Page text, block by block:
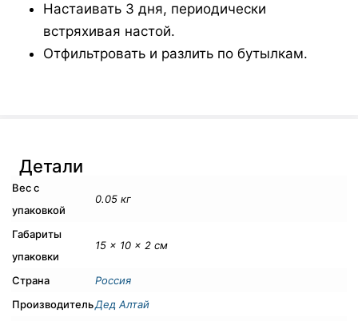
Настаивать 3 дня, периодически
встряхивая настой.
Отфильтровать и разлить по бутылкам.
Детали
Вес с
упаковкой
0.05 кг
Габариты
упаковки
15 × 10 × 2 см
Страна
Россия
ПроизводительДед Алтай